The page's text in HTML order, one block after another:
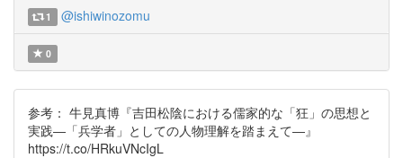
1 @ishiwinozomu
0
参考： 牛見真博『吉田松陰における儒家的な「狂」の思想と
実践―「兵学者」としての人物理解を踏まえて―』
https://t.co/HRkuVNcIgL